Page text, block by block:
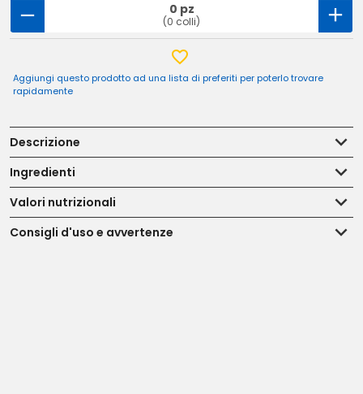
0 pz
(0 colli)
Aggiungi questo prodotto ad una lista di preferiti per poterlo trovare
rapidamente
Descrizione
Ingredienti
Valori nutrizionali
Consigli d'uso e avvertenze